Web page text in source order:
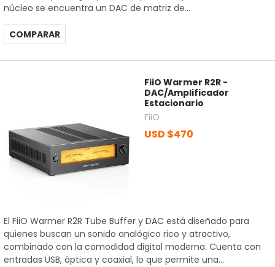
núcleo se encuentra un DAC de matriz de...
COMPARAR
FiiO Warmer R2R -
DAC/Amplificador
Estacionario
FiiO
USD $470
El FiiO Warmer R2R Tube Buffer y DAC está diseñado para
quienes buscan un sonido analógico rico y atractivo,
combinado con la comodidad digital moderna. Cuenta con
entradas USB, óptica y coaxial, lo que permite una...